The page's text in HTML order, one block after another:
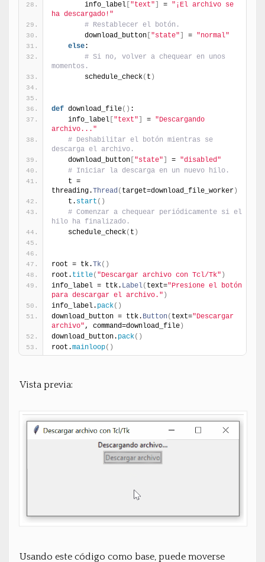
        info_label
"text" = "¡El archivo se
ha descargado!"
# Restablecer el botón.
        download_button
"state" = "normal"
else:
# Si no, volver a chequear en unos
momentos.
        schedule_check
( t )
def download_file( ) :
    info_label
"text" = "Descargando
archivo..."
# Deshabilitar el botón mientras se
descarga el archivo.
    download_button
"state" = "disabled"
# Iniciar la descarga en un nuevo hilo.
threading.Thread ( target=download_file_worker )
    t.
start ( )
# Comenzar a chequear periódicamente si el
hilo ha finalizado.
    schedule_check
( t )
root = tk.Tk( )
root. title( "Descargar archivo con Tcl/Tk" )
info_label = ttk. Label( text="Presione el botón
para descargar el archivo." )
info_label. pack( )
download_button = ttk. Button( text="Descargar
archivo", command=download_file )
download_button. pack( )
root.mainloop( )
Vista previa:
Usando este código como base, puede moverse